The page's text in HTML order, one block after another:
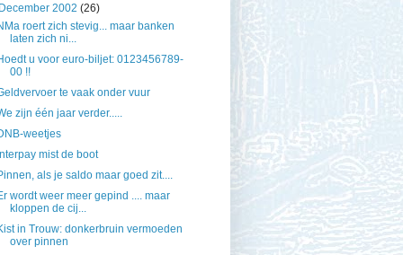
2002(26)
roert zich stevig... maar banken
laten zich ni...
u voor euro-biljet: 0123456789-
00 !!
te vaak onder vuur
zijn één jaar verder.....
weetjes
mist de boot
als je saldo maar goed zit....
wordt weer meer gepind .... maar
kloppen de cij...
in Trouw: donkerbruin vermoeden
over pinnen